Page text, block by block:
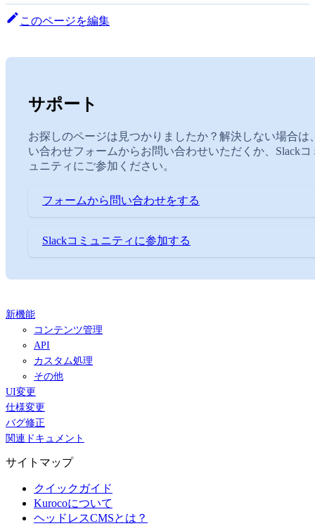
このページを編集
サポート
お探しのページは見つかりましたか？解決しない場合は
い合わせフォームからお問い合わせいただくか、Slackコ
ュニティにご参加ください。
フォームから問い合わせをする
Slackコミュニティに参加する
新機能
コンテンツ管理
API
カスタム処理
その他
UI変更
仕様変更
バグ修正
関連ドキュメント
サイトマップ
クイックガイド
Kurocoについて
ヘッドレスCMSとは？